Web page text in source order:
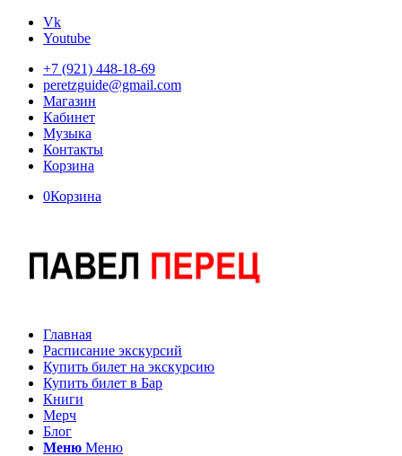
Vk
Youtube
+7 (921) 448-18-69
peretzguide@gmail.com
Магазин
Кабинет
Музыка
Контакты
Корзина
0Корзина
Главная
Расписание экскурсий
Купить билет на экскурсию
Купить билет в Бар
Книги
Мерч
Блог
Меню Меню